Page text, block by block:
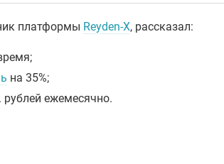
платформы Reyden-X, рассказал:
на 35%;
ежемесячно.